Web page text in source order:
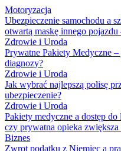
Motoryzacja
Ubezpieczenie samochodu a
otwartą maskę innego
Zdrowie i Uroda
Prywatne Pakiety Medyczne
diagnozy?
Zdrowie i Uroda
Jak wybrać najlepszą polisę
ubezpieczenie?
Zdrowie i Uroda
Pakiety medyczne a dostęp
czy prywatna opieka zwiększa
Biznes
Zwrot podatku z Niemiec a